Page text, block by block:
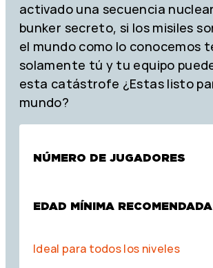
activado una secuencia
bunker secreto, si los misiles
el mundo como lo conocemos
solamente tú y tu equipo
esta catástrofe ¿Estas listo
mundo?
NÚMERO DE JUGADORES
EDAD MÍNIMA RECOMENDADA
Ideal para todos los niveles